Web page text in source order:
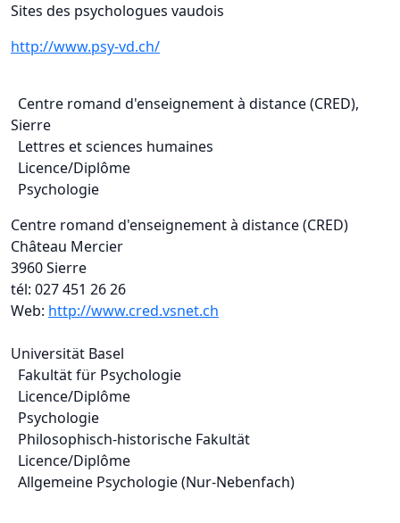
Sites des psychologues vaudois
http://www.psy-vd.ch/
Centre romand d'enseignement à distance (CRED),
Sierre
Lettres et sciences humaines
Licence/Diplôme
Psychologie
Centre romand d'enseignement à distance (CRED)
Château Mercier
3960 Sierre
tél: 027 451 26 26
Web: http://www.cred.vsnet.ch
Universität Basel
Fakultät für Psychologie
Licence/Diplôme
Psychologie
Philosophisch-historische Fakultät
Licence/Diplôme
Allgemeine Psychologie (Nur-Nebenfach)